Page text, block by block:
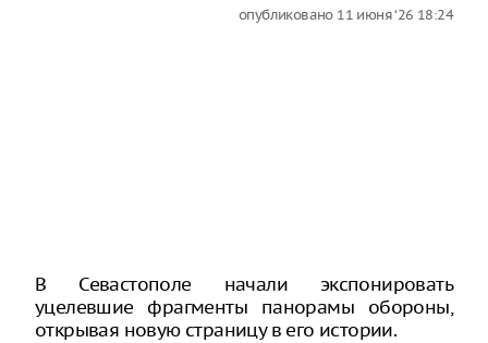
опубликовано 11 июня ‘26 18:24
В Севастополе начали экспонировать
уцелевшие фрагменты панорамы обороны,
открывая новую страницу в его истории.